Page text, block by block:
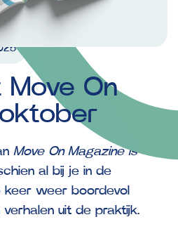
Move On
oktober
Move On Magazine is
al bij je in de
keer weer boordevol
verhalen uit de praktijk.